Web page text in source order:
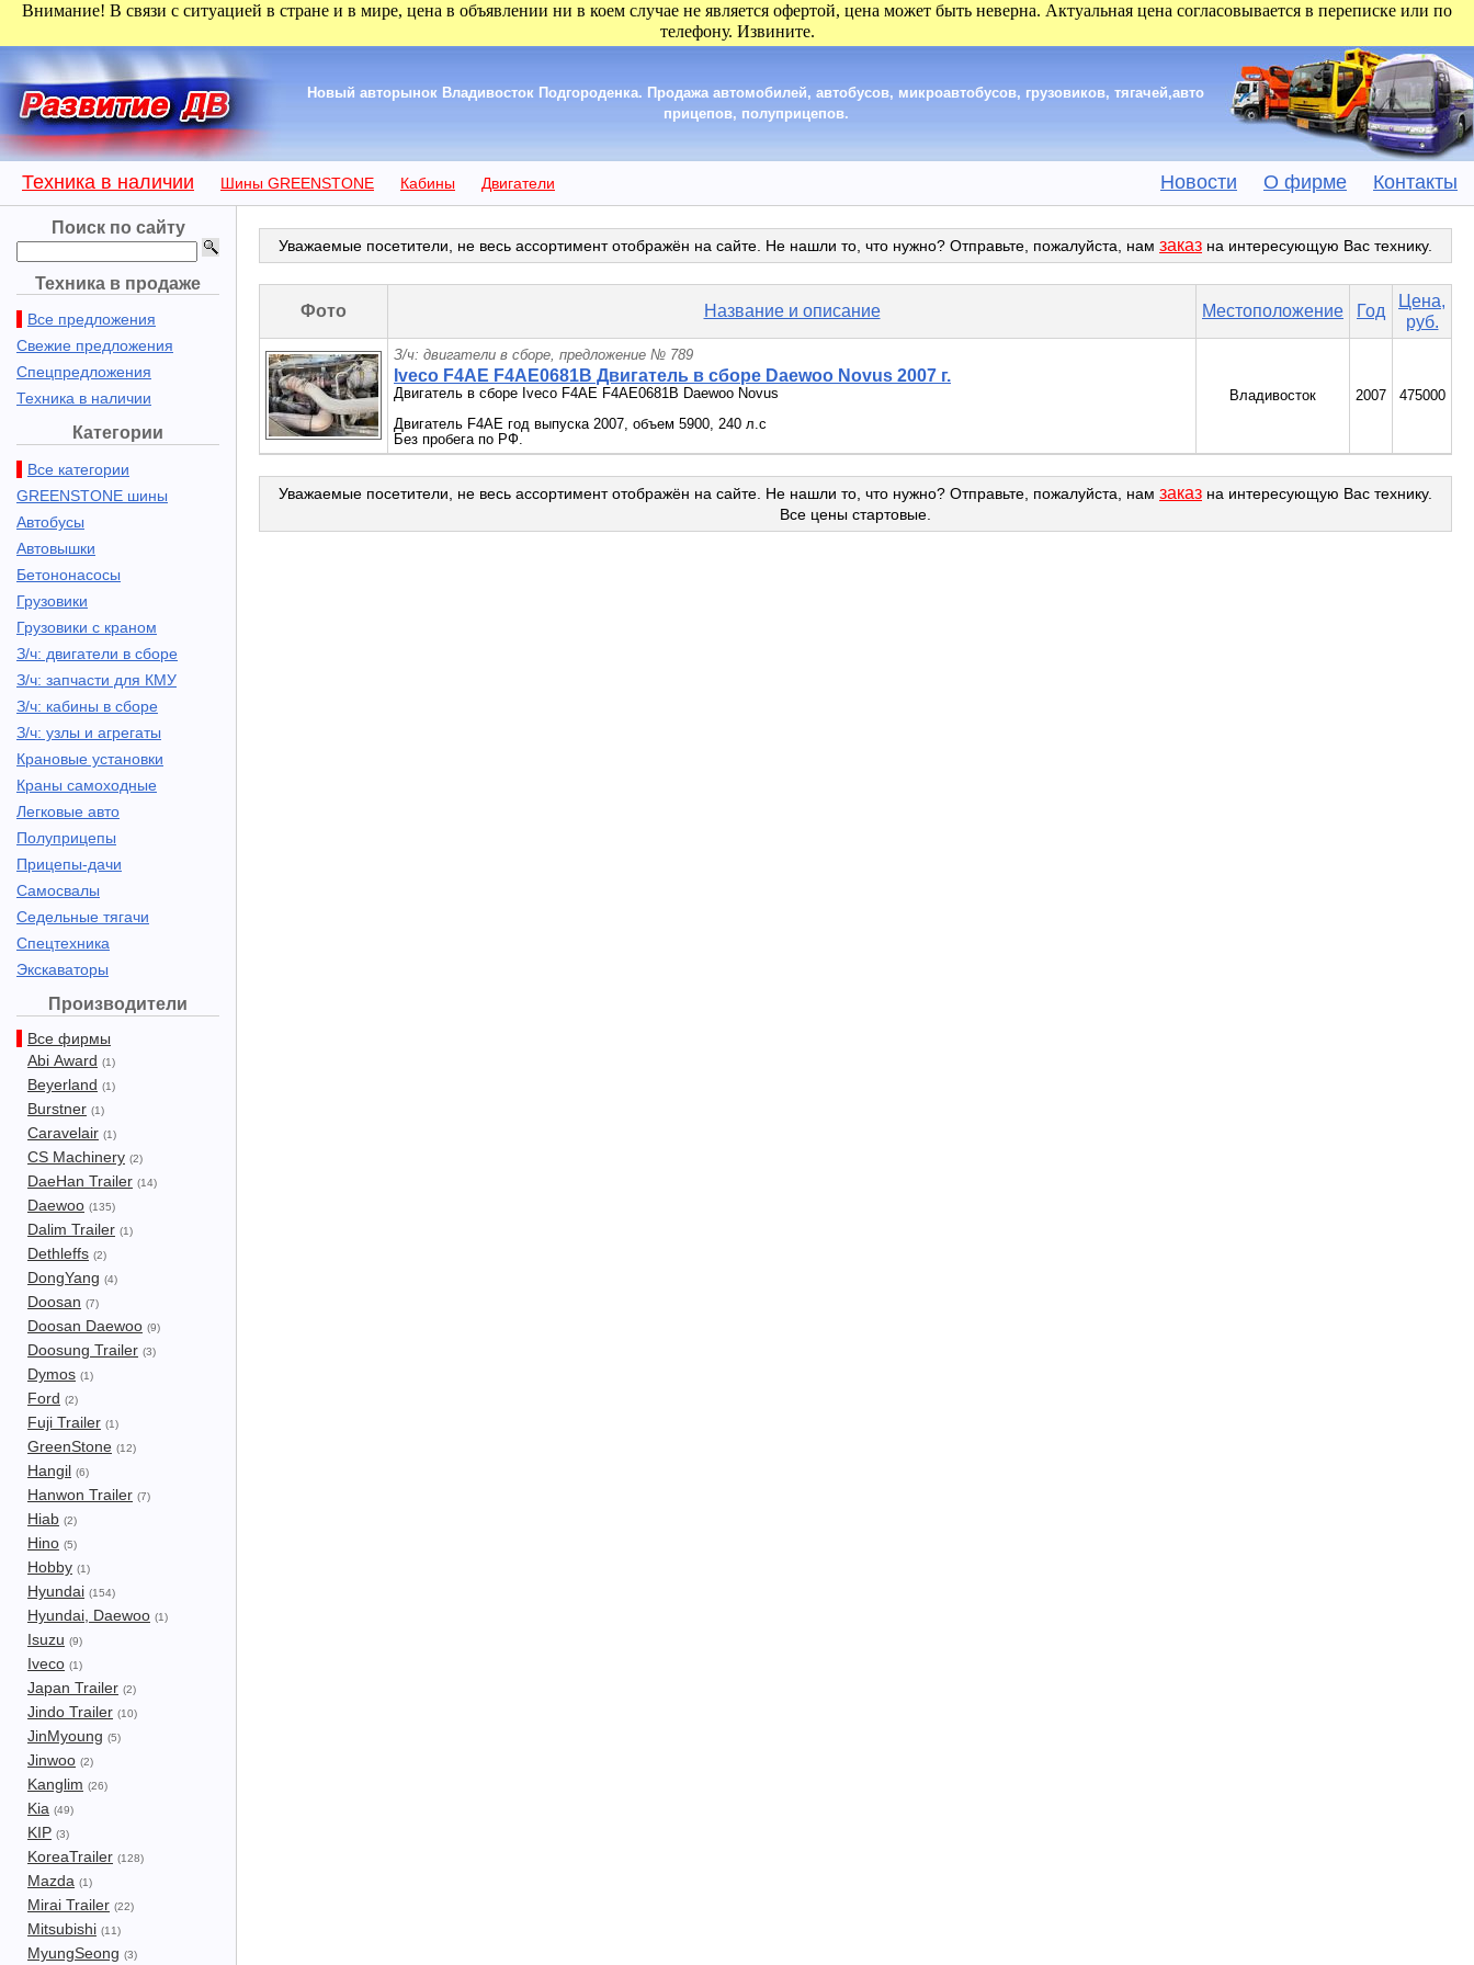
Внимание! В связи с ситуацией в стране и в мире, цена в объявлении ни в коем случае не является офертой, цена может быть неверна. Актуальная цена согласовывается в переписке или по
телефону. Извините.
Новый авторынок Владивосток Подгороденка. Продажа автомобилей, автобусов, микроавтобусов, грузовиков, тягачей,авто
прицепов, полуприцепов.
Техника в наличии Шины GREENSTONE Кабины Двигатели Новости О фирме Контакты
Поиск по сайту
Техника в продаже
Все предложения
Свежие предложения
Спецпредложения
Техника в наличии
Категории
Все категории
GREENSTONE шины
Автобусы
Автовышки
Бетононасосы
Грузовики
Грузовики с краном
З/ч: двигатели в сборе
З/ч: запчасти для КМУ
З/ч: кабины в сборе
З/ч: узлы и агрегаты
Крановые установки
Краны самоходные
Легковые авто
Полуприцепы
Прицепы-дачи
Самосвалы
Седельные тягачи
Спецтехника
Экскаваторы
Производители
Все фирмы
Abi Award (1)
Beyerland (1)
Burstner (1)
Caravelair (1)
CS Machinery (2)
DaeHan Trailer (14)
Daewoo (135)
Dalim Trailer (1)
Dethleffs (2)
DongYang (4)
Doosan (7)
Doosan Daewoo (9)
Doosung Trailer (3)
Dymos (1)
Ford (2)
Fuji Trailer (1)
GreenStone (12)
Hangil (6)
Hanwon Trailer (7)
Hiab (2)
Hino (5)
Hobby (1)
Hyundai (154)
Hyundai, Daewoo (1)
Isuzu (9)
Iveco (1)
Japan Trailer (2)
Jindo Trailer (10)
JinMyoung (5)
Jinwoo (2)
Kanglim (26)
Kia (49)
KIP (3)
KoreaTrailer (128)
Mazda (1)
Mirai Trailer (22)
Mitsubishi (11)
MyungSeong (3)
Уважаемые посетители, не весь ассортимент отображён на сайте. Не нашли то, что нужно? Отправьте, пожалуйста, нам заказ на интересующую Вас технику.
Фото Название и описание Местоположение Год
Цена,
руб.
З/ч: двигатели в сборе, предложение № 789
Iveco F4AE F4AE0681B Двигатель в сборе Daewoo Novus 2007 г.
Двигатель в сборе Iveco F4AE F4AE0681B Daewoo Novus
Двигатель F4AE год выпуска 2007, объем 5900, 240 л.с
Без пробега по РФ.
Владивосток 2007 475000
Уважаемые посетители, не весь ассортимент отображён на сайте. Не нашли то, что нужно? Отправьте, пожалуйста, нам заказ на интересующую Вас технику.
Все цены стартовые.